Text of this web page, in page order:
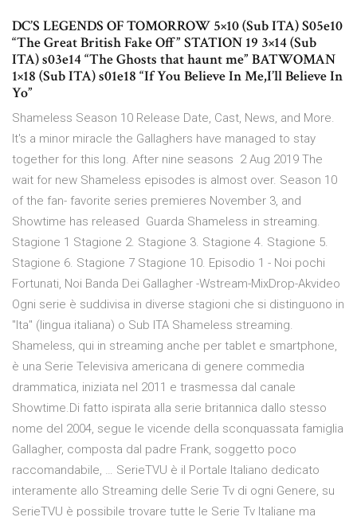
DC’S LEGENDS OF TOMORROW 5×10 (Sub ITA) S05e10
“The Great British Fake Off” STATION 19 3×14 (Sub
ITA) s03e14 “The Ghosts that haunt me” BATWOMAN
1×18 (Sub ITA) s01e18 “If You Believe In Me,I’ll Believe In
Yo”
Shameless Season 10 Release Date, Cast, News, and More.
It's a minor miracle the Gallaghers have managed to stay
together for this long. After nine seasons 2 Aug 2019 The
wait for new Shameless episodes is almost over. Season 10
of the fan- favorite series premieres November 3, and
Showtime has released Guarda Shameless in streaming.
Stagione 1 Stagione 2. Stagione 3. Stagione 4. Stagione 5.
Stagione 6. Stagione 7 Stagione 10. Episodio 1 - Noi pochi
Fortunati, Noi Banda Dei Gallagher -Wstream-MixDrop-Akvideo
Ogni serie è suddivisa in diverse stagioni che si distinguono in
"Ita" (lingua italiana) o Sub ITA Shameless streaming.
Shameless, qui in streaming anche per tablet e smartphone,
è una Serie Televisiva americana di genere commedia
drammatica, iniziata nel 2011 e trasmessa dal canale
Showtime.Di fatto ispirata alla serie britannica dallo stesso
nome del 2004, segue le vicende della sconquassata famiglia
Gallagher, composta dal padre Frank, soggetto poco
raccomandabile, … SerieTVU è il Portale Italiano dedicato
interamente allo Streaming delle Serie Tv di ogni Genere, su
SerieTVU è possibile trovare tutte le Serie Tv Italiane ma